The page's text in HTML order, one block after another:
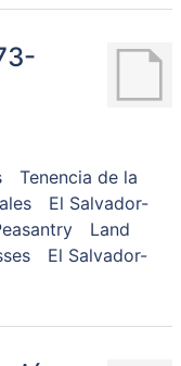
Tenencia de la
El Salvador-
Land
El Salvador-